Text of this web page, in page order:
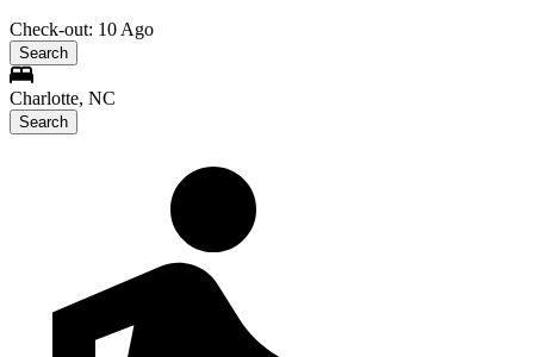
Check-out: 10 Ago
Search
Charlotte, NC
Search